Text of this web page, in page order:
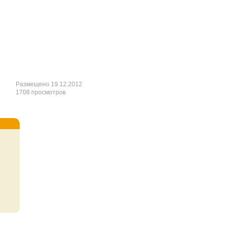
Размещено 19.12.2012
1708 просмотров